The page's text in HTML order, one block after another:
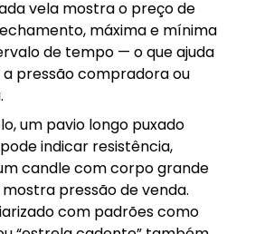
vela mostra o preço de
máxima e mínima
de tempo — o que ajuda
a pressão compradora ou
um pavio longo puxado
indicar resistência,
candle com corpo grande
pressão de venda.
com padrões como